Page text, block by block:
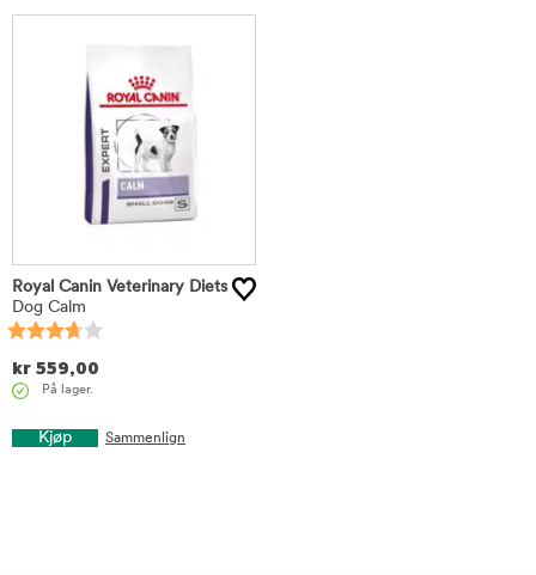
Royal Canin Veterinary Diets
Dog Calm
kr 559,00
På lager.
Kjøp Sammenlign